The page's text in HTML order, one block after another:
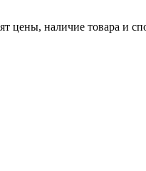
цены, наличие товара и